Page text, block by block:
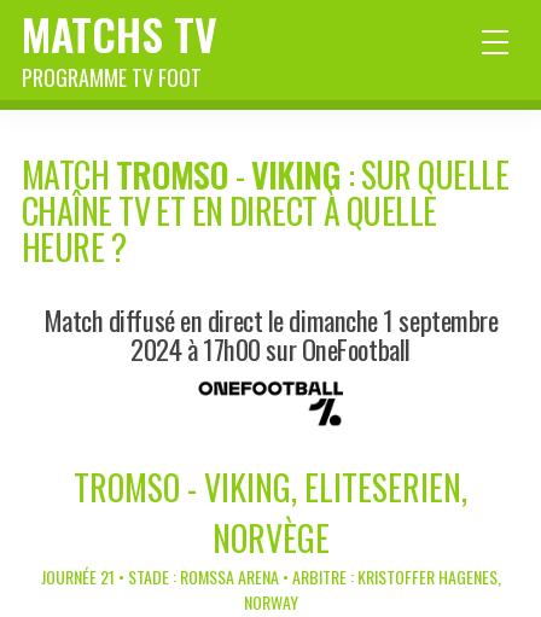
MATCHS TV
PROGRAMME TV FOOT
MATCHTROMSO-VIKING : SUR QUELLE
CHAÎNE TV ET EN DIRECT À QUELLE
HEURE ?
Match diffusé en direct le dimanche 1 septembre
2024 à 17h00 sur OneFootball
TROMSO - VIKING, ELITESERIEN,
NORVÈGE
JOURNÉE 21 • STADE : ROMSSA ARENA • ARBITRE : KRISTOFFER HAGENES,
NORWAY